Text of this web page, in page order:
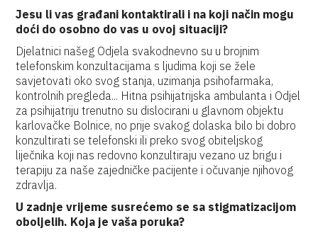
Jesu li vas građani kontaktirali i na koji način mogu
doći do osobno do vas u ovoj situaciji?
Djelatnici našeg Odjela svakodnevno su u brojnim
telefonskim konzultacijama s ljudima koji se žele
savjetovati oko svog stanja, uzimanja psihofarmaka,
kontrolnih pregleda... Hitna psihijatrijska ambulanta i Odjel
za psihijatriju trenutno su dislocirani u glavnom objektu
karlovačke Bolnice, no prije svakog dolaska bilo bi dobro
konzultirati se telefonski ili preko svog obiteljskog
liječnika koji nas redovno konzultiraju vezano uz brigu i
terapiju za naše zajedničke pacijente i očuvanje njihovog
zdravlja.
U zadnje vrijeme susrećemo se sa stigmatizacijom
oboljelih. Koja je vaša poruka?